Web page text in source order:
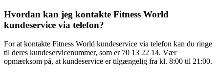
Hvordan kan jeg kontakte Fitness World
kundeservice via telefon?
For at kontakte Fitness World kundeservice via telefon kan du ringe
til deres kundeservicenummer, som er 70 13 22 14. Vær
opmærksom på, at kundeservice er tilgængelig fra kl. 8:00 til 21:00.